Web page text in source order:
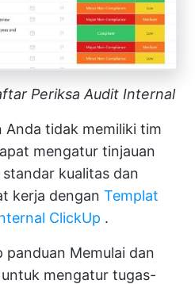
Periksa Audit Internal
Anda tidak memiliki tim
mengatur tinjauan
kualitas dan
kerja dengan Templat
ClickUp .
Memulai dan
mengatur tugas-